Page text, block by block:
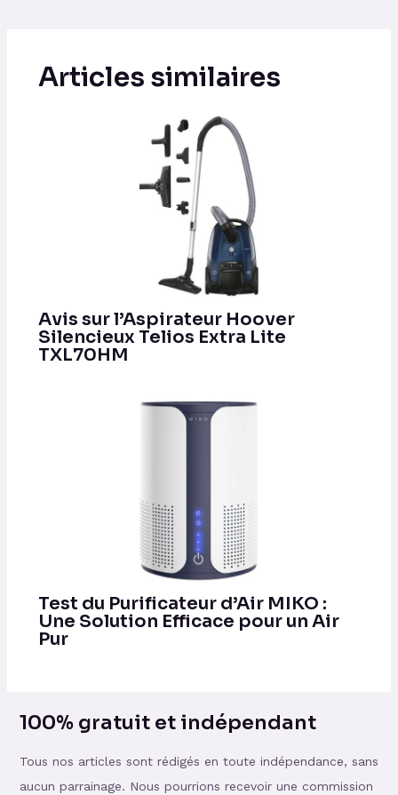
Articles similaires
Avis sur l’Aspirateur Hoover
Silencieux Telios Extra Lite
TXL70HM
Test du Purificateur d’Air MIKO :
Une Solution Efficace pour un Air
Pur
100% gratuit et indépendant
Tous nos articles sont rédigés en toute indépendance, sans
aucun parrainage. Nous pourrions recevoir une commission